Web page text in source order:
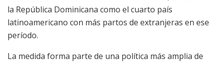
la República Dominicana como el cuarto país
latinoamericano con más partos de extranjeras en ese
período.
La medida forma parte de una política más amplia de